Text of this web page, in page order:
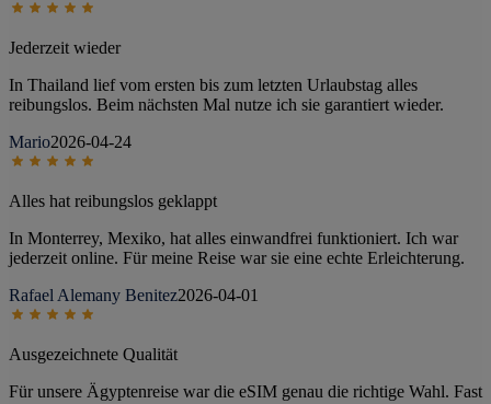
Jederzeit wieder
In Thailand lief vom ersten bis zum letzten Urlaubstag alles
reibungslos. Beim nächsten Mal nutze ich sie garantiert wieder.
Mario2026-04-24
Alles hat reibungslos geklappt
In Monterrey, Mexiko, hat alles einwandfrei funktioniert. Ich war
jederzeit online. Für meine Reise war sie eine echte Erleichterung.
Rafael Alemany Benitez2026-04-01
Ausgezeichnete Qualität
Für unsere Ägyptenreise war die eSIM genau die richtige Wahl. Fast